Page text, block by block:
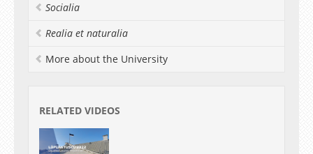
Socialia
Realia et naturalia
More about the University
RELATED VIDEOS